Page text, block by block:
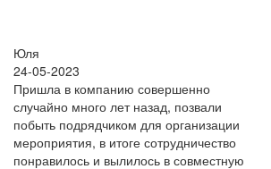
Юля
24-05-2023
Пришла в компанию совершенно
случайно много лет назад, позвали
побыть подрядчиком для организации
мероприятия, в итоге сотрудничество
понравилось и вылилось в совместную